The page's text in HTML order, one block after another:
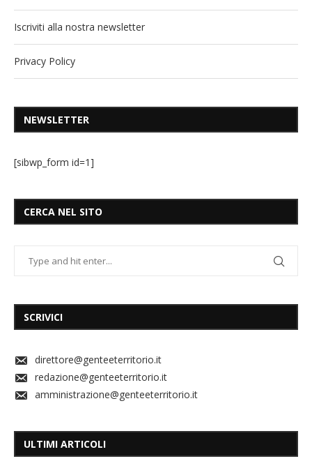
Iscriviti alla nostra newsletter
Privacy Policy
NEWSLETTER
[sibwp_form id=1]
CERCA NEL SITO
SCRIVICI
direttore@genteeterritorio.it
redazione@genteeterritorio.it
amministrazione@genteeterritorio.it
ULTIMI ARTICOLI